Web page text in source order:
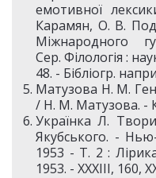
емотивної
Карамян, О. В.
Міжнародного
Сер. Філологія :
48. - Бібліогр.
Матузова Н. М.
/ Н. М. Матузова. -
Українка Л.
Якубського. -
1953 - Т. 2 :
1953. - XXXIII, 160,